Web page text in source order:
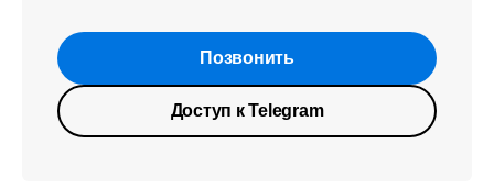
Позвонить
Доступ к Telegram